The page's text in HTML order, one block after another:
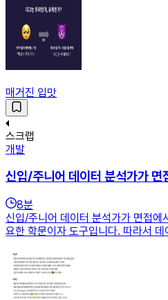
매거진 입맛
스크랩
개발
신입/주니어 데이터 분석가가
8분
신입/주니어 데이터 분석가가 면접에
요한 학문이자 도구입니다. 따라서 데